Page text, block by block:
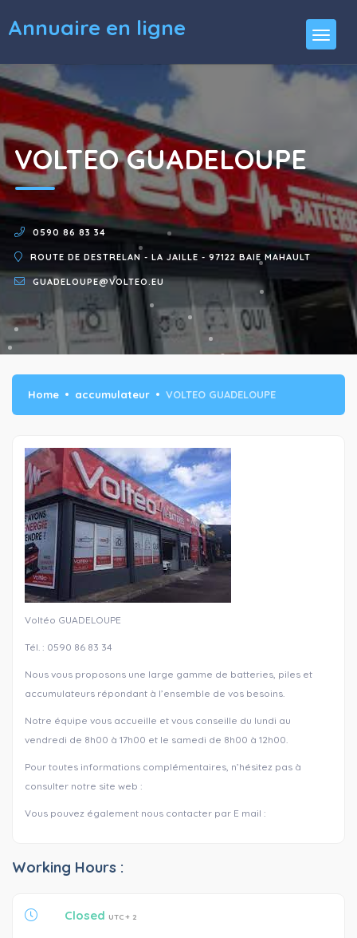
Annuaire en ligne
VOLTEO GUADELOUPE
0590 86 83 34
ROUTE DE DESTRELAN - LA JAILLE - 97122 BAIE MAHAULT
GUADELOUPE@VOLTEO.EU
Home accumulateur VOLTEO GUADELOUPE
Voltéo GUADELOUPE
Tél. : 0590 86 83 34
Nous vous proposons une large gamme de batteries, piles et
accumulateurs répondant à l’ensemble de vos besoins.
Notre équipe vous accueille et vous conseille du lundi au
vendredi de 8h00 à 17h00 et le samedi de 8h00 à 12h00.
Pour toutes informations complémentaires, n’hésitez pas à
consulter notre site web :
Vous pouvez également nous contacter par E mail :
Working Hours :
Closed UTC + 2